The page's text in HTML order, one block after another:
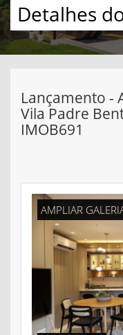
Detalhes
Lançamento -
Vila Padre
IMOB691
AMPLIAR